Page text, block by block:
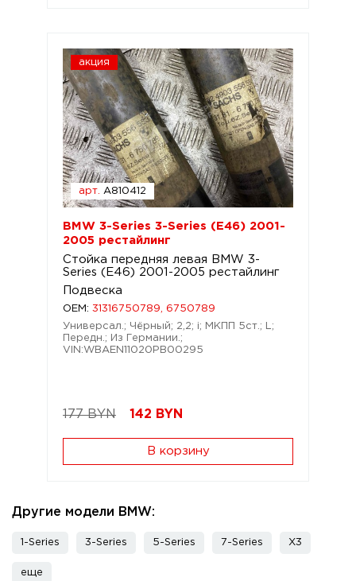
акция
арт. A810412
BMW 3-Series 3-Series (E46) 2001-
2005 рестайлинг
Стойка передняя левая BMW 3-
Series (E46) 2001-2005 рестайлинг
Подвеска
OEM: 31316750789, 6750789
Универсал.; Чёрный; 2,2; i; МКПП 5ст.; L;
Передн.; Из Германии.;
VIN:WBAEN11020PB00295
177 BYN 142 BYN
В корзину
Другие модели BMW:
1-Series 3-Series 5-Series 7-Series X3
еще